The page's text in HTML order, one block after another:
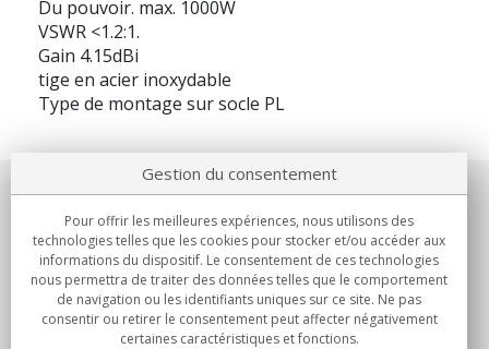
Du pouvoir. max. 1000W
VSWR <1.2:1.
Gain 4.15dBi
tige en acier inoxydable
Type de montage sur socle PL
Notre société
Engagements
Achats
Gestion du consentement
Pour offrir les meilleures expériences, nous utilisons des
technologies telles que les cookies pour stocker et/ou accéder aux
informations du dispositif. Le consentement de ces technologies
nous permettra de traiter des données telles que le comportement
de navigation ou les identifiants uniques sur ce site. Ne pas
consentir ou retirer le consentement peut affecter négativement
certaines caractéristiques et fonctions.